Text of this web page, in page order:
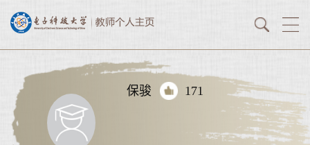
保骏 171